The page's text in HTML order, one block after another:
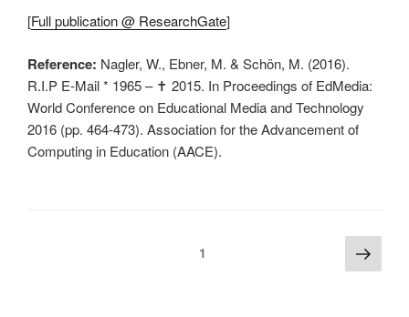
[Full publication @ ResearchGate]
Reference: Nagler, W., Ebner, M. & Schön, M. (2016).
R.I.P E-Mail * 1965 – ✝ 2015. In Proceedings of EdMedia:
World Conference on Educational Media and Technology
2016 (pp. 464-473). Association for the Advancement of
Computing in Education (AACE).
1
Seite